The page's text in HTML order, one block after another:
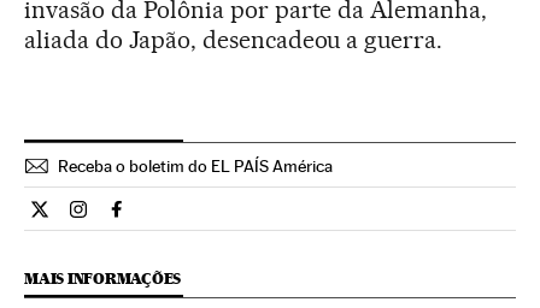
invasão da Polônia por parte da Alemanha,
aliada do Japão, desencadeou a guerra.
Receba o boletim do EL PAÍS América
Internacional El País Brasil en Twitter
Internacional El País Brasil en Instagram
Internacional El País Brasil en Facebook
MAIS INFORMAÇÕES